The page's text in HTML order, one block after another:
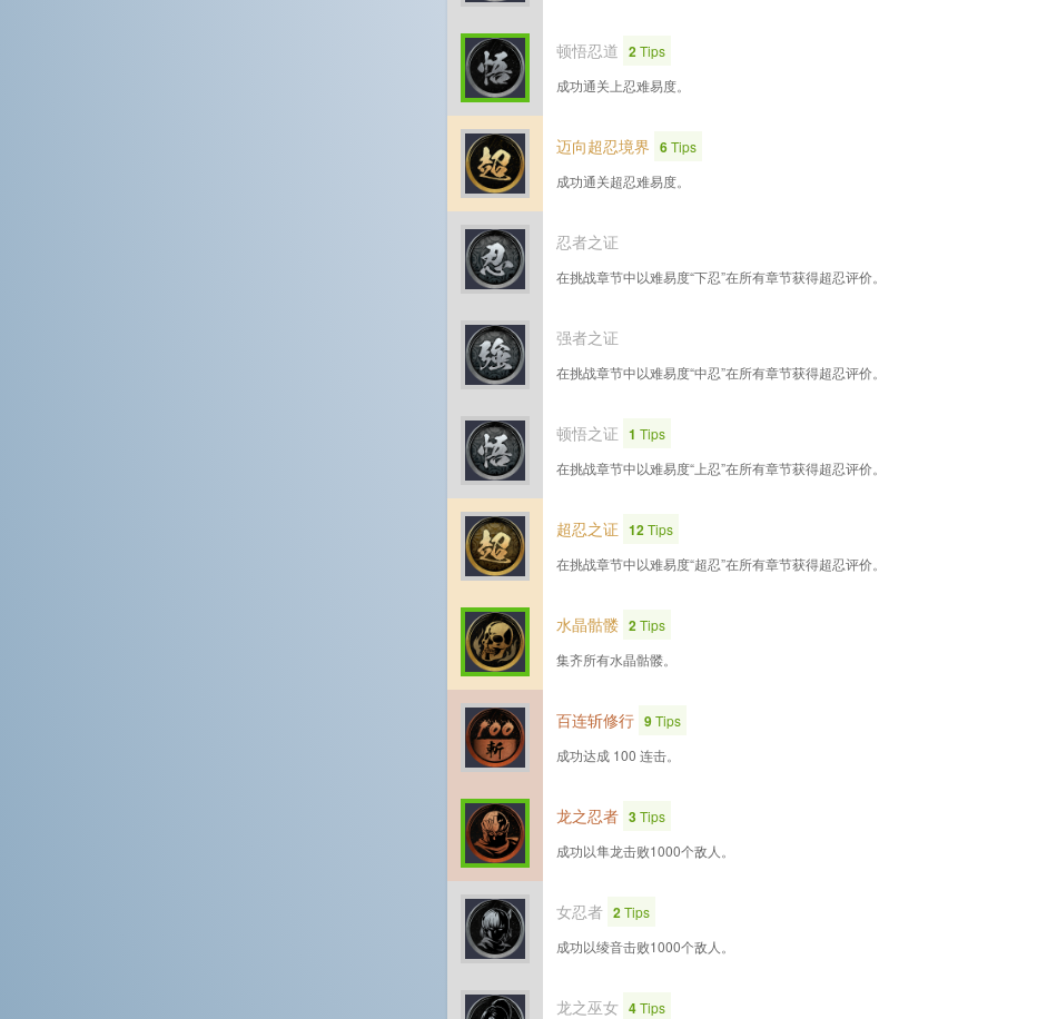
顿悟忍道 2Tips
成功通关上忍难易度。
迈向超忍境界 6Tips
成功通关超忍难易度。
忍者之证
在挑战章节中以难易度“下忍”在所有章节获得超忍评价。
强者之证
在挑战章节中以难易度“中忍”在所有章节获得超忍评价。
顿悟之证 1 Tips
在挑战章节中以难易度“上忍”在所有章节获得超忍评价。
超忍之证 12Tips
在挑战章节中以难易度“超忍”在所有章节获得超忍评价。
水晶骷髅 2Tips
集齐所有水晶骷髅。
百连斩修行 9Tips
成功达成 100 连击。
龙之忍者 3Tips
成功以隼龙击败1000个敌人。
女忍者 2Tips
成功以绫音击败1000个敌人。
龙之巫女 4Tips